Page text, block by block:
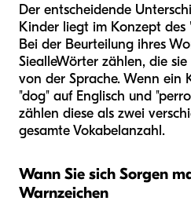
Der entscheidende
Kinder liegt im Konzept des
Bei der Beurteilung ihres
SiealleWörter zählen, die
von der Sprache. Wenn ein
"dog" auf Englisch und
zählen diese als zwei
gesamte Vokabelanzahl.
Wann Sie sich Sorgen
Warnzeichen